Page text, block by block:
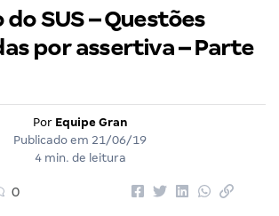
do SUS – Questões
por assertiva – Parte
Por Equipe Gran
Publicado em 21/06/19
4 min. de leitura
0